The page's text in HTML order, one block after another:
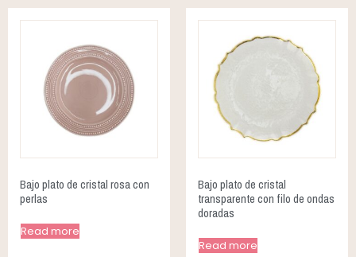
Bajo plato de cristal rosa con
perlas
Read more
Bajo plato de cristal
transparente con filo de ondas
doradas
Read more